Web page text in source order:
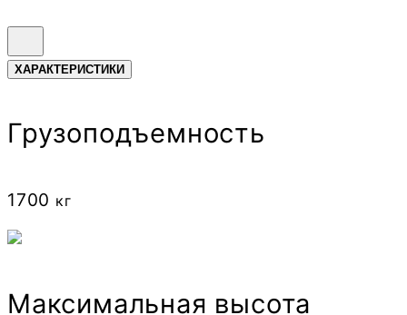
ХАРАКТЕРИ­СТИКИ
Грузоподъемность
1700 кг
Максимальная высота